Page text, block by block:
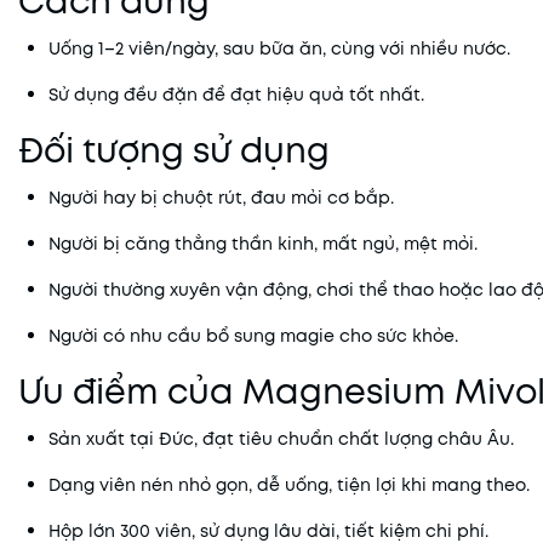
Uống 1–2 viên/ngày, sau bữa ăn, cùng với nhiều nước.
Sử dụng đều đặn để đạt hiệu quả tốt nhất.
Đối tượng sử dụng
Người hay bị chuột rút, đau mỏi cơ bắp.
Người bị căng thẳng thần kinh, mất ngủ, mệt mỏi.
Người thường xuyên vận động, chơi thể thao hoặc lao
Người có nhu cầu bổ sung magie cho sức khỏe.
Ưu điểm của Magnesium
Sản xuất tại Đức, đạt tiêu chuẩn chất lượng châu Âu.
Dạng viên nén nhỏ gọn, dễ uống, tiện lợi khi mang theo.
Hộp lớn 300 viên, sử dụng lâu dài, tiết kiệm chi phí.